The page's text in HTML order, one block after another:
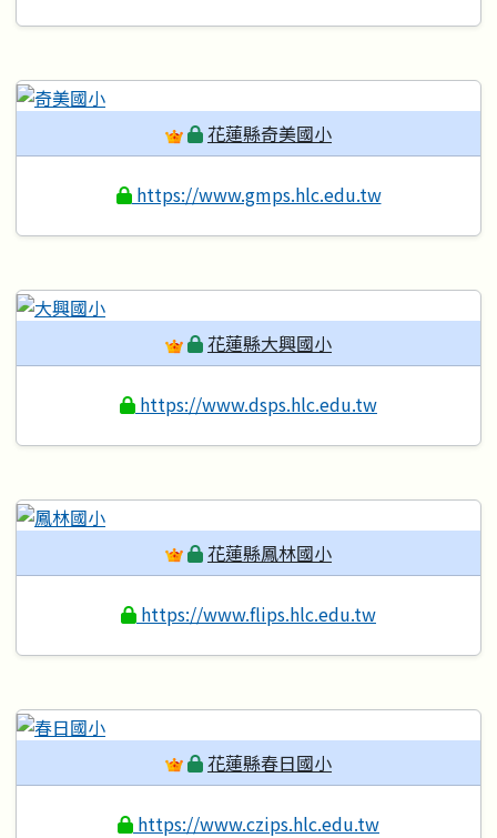
花蓮縣奇美國小
https://www.gmps.hlc.edu.tw
花蓮縣大興國小
https://www.dsps.hlc.edu.tw
花蓮縣鳳林國小
https://www.flips.hlc.edu.tw
花蓮縣春日國小
https://www.czips.hlc.edu.tw